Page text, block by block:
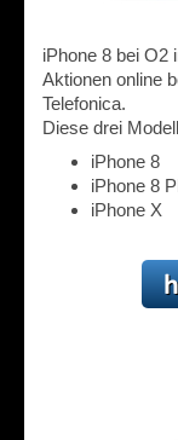
iPhone 8 bei O2
Aktionen online
Telefonica.
Diese drei
iPhone 8
iPhone 8
iPhone X